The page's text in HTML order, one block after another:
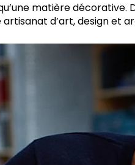
matière décorative.
d’art, design et